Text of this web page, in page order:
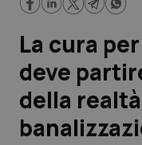
Lavoro e
Scienza e Farmaci
Studi e Analisi
La cura
deve
della